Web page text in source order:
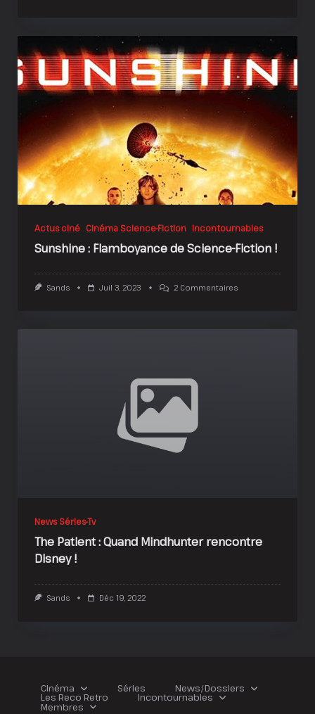
Voyage
Bout
De
L’ennui
!
Actus ciné Cinéma Science-Fiction Incontournables
Sunshine : Flamboyance de Science-Fiction !
Sands Juil 3, 2023 2 CommentairesSur
De
News Séries-Tv
The Patient : Quand Mindhunter rencontre
Disney !
Sands Déc 19, 2022
Cinéma Séries News/Dossiers
Les Reco Retro Incontournables
Membres